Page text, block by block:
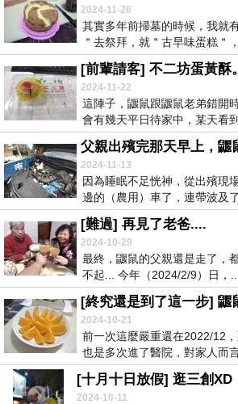
2024-11-26
其實多年前掃墓的時候，我就
＂去祭拜，就＂古早味蛋糕＂
行......
[前輩請客] 不二坊蛋黃酥。
2024-11-22
這陣子，鼴鼠跟鼴鼠老弟錯開
會有幾天平日待家中，某天看
黃酥...
父親出殯完那天早上，鼴
2024-11-13
因為睡眠不足恍神，從出殯現
邊的（農用）車了，連帶波及
[難過] 再見了老爸....
2024-10-29
最終，鼴鼠的父親還是走了，
不起... 今年（2024/2/9）日，...
2024-10-21
前一次這麼嚴重還在2022/12
也是多次進了醫院，對家人而
[十月十日放假] 逛三創XD
2024-10-11